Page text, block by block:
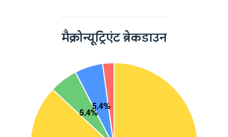
मैक्रोन्यूट्रिएंट ब्रेकडाउन